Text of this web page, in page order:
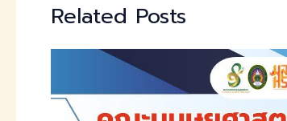
Related Posts